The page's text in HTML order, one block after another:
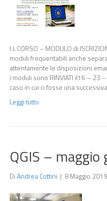
I L CORSO – MODULO di
moduli frequentabili anche
attentamente le disposizioni
i moduli sono RINVIATI il16 – 23
caso in cui ci fosse una
Leggi tutto
QGIS –
DiAndrea Cottini | 8 Maggio 2019